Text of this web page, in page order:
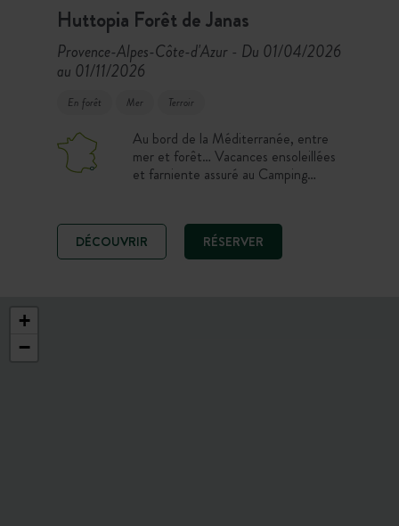
Huttopia Forêt de Janas
Provence-Alpes-Côte-d'Azur - Du 01/04/2026
au 01/11/2026
En forêt Mer Terroir
Au bord de la Méditerranée, entre
mer et forêt… Vacances ensoleillées
et farniente assuré au Camping
camping rénové avec piscine
chauffée et beaux emplacements
avec les sublimes plages de la Côte
DÉCOUVRIR RÉSERVER
+
−